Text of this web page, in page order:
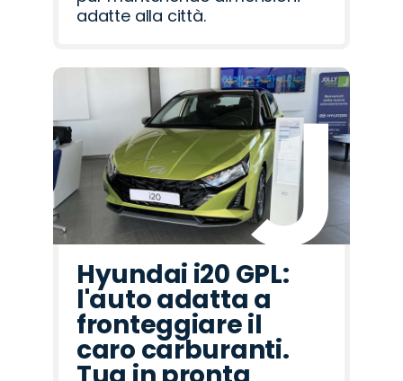
adatte alla città.
Hyundai i20 GPL:
l'auto adatta a
fronteggiare il
caro carburanti.